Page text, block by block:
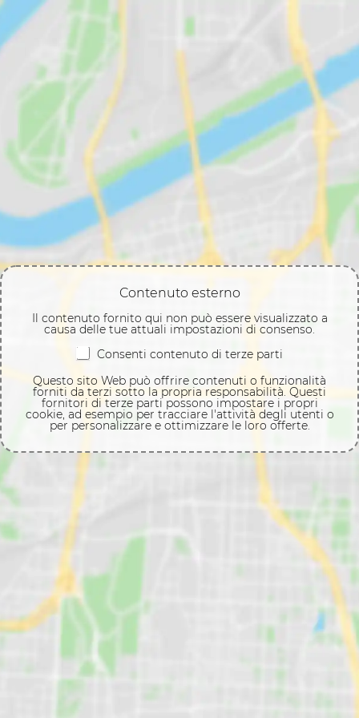
Contenuto esterno
Il contenuto fornito qui non può essere visualizzato a
causa delle tue attuali impostazioni di consenso.
Consenti contenuto di terze parti
Questo sito Web può offrire contenuti o funzionalità
forniti da terzi sotto la propria responsabilità. Questi
fornitori di terze parti possono impostare i propri
cookie, ad esempio per tracciare l'attività degli utenti o
per personalizzare e ottimizzare le loro offerte.